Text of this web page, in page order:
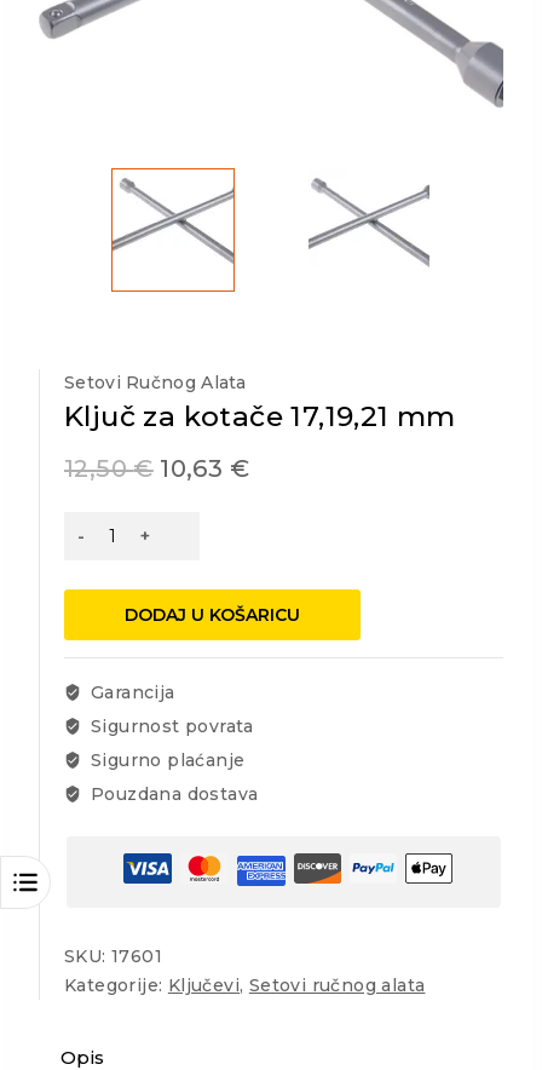
Setovi Ručnog Alata
Ključ za kotače 17,19,21 mm
12,50€ 10,63 €
Ključ
17,19,21
količina
DODAJ U KOŠARICU
Garancija
Sigurnost povrata
Sigurno plaćanje
Pouzdana dostava
SKU: 17601
Kategorije: Ključevi, Setovi ručnog alata
Opis